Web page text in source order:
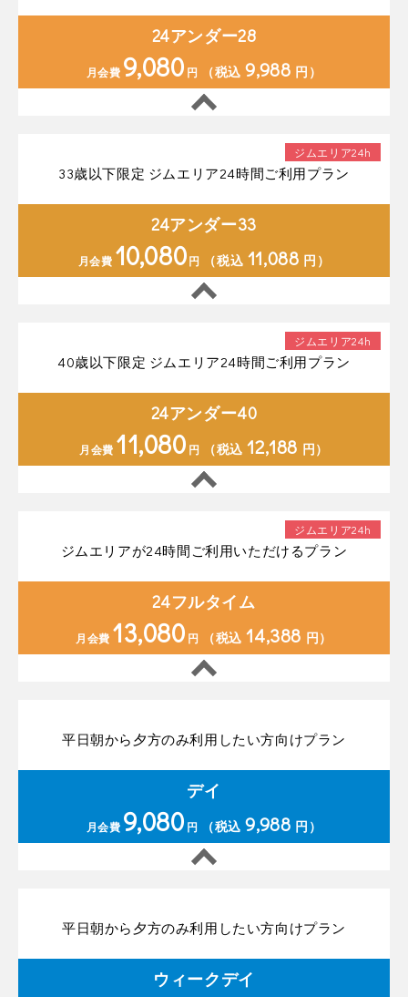
24アンダー28
月会費 9,080 円 （税込 9,988 円）
ジムエリア24h
33歳以下限定 ジムエリア24時間ご利用プラン
24アンダー33
月会費 10,080円 （税込 11,088 円）
ジムエリア24h
40歳以下限定 ジムエリア24時間ご利用プラン
24アンダー40
月会費 11,080 円 （税込 12,188 円）
ジムエリア24h
ジムエリアが24時間ご利用いただけるプラン
24フルタイム
月会費 13,080 円 （税込 14,388 円）
平日朝から夕方のみ利用したい方向けプラン
デイ
月会費 9,080 円 （税込 9,988 円）
平日朝から夕方のみ利用したい方向けプラン
ウィークデイ